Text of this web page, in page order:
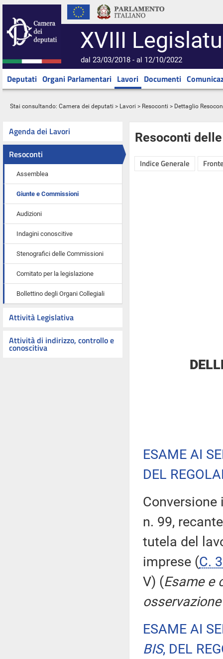
XVIII
dal 23/03/2018 - al 12/10/2022
Deputati Organi Parlamentari Lavori Documenti
Stai consultando: Camera dei deputati > Lavori > Resoconti > Dettaglio
Agenda dei Lavori
Resoconti
Assemblea
Giunte e Commissioni
Audizioni
Indagini conoscitive
Stenografici delle Commissioni
Comitato per la legislazione
Bollettino degli Organi Collegiali
Attività Legislativa
Attività di indirizzo, controllo e
conoscitiva
Resoconti
Indice Generale
ESAME AI
DEL
Conversione
n. 99,
tutela del
imprese (C.
V) (Esame e
ESAME AI
BIS, DEL